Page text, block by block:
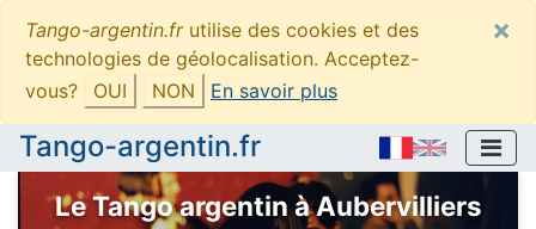
Tango-argentin.frutilise des cookies et des
technologies de géolocalisation. Acceptez-
vous?
OUI NON En savoir plus
×
Tango-argentin.fr
Le Tango argentin à Aubervilliers